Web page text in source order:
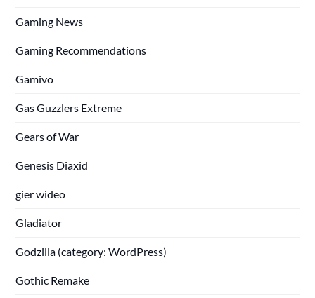
Gaming News
Gaming Recommendations
Gamivo
Gas Guzzlers Extreme
Gears of War
Genesis Diaxid
gier wideo
Gladiator
Godzilla (category: WordPress)
Gothic Remake